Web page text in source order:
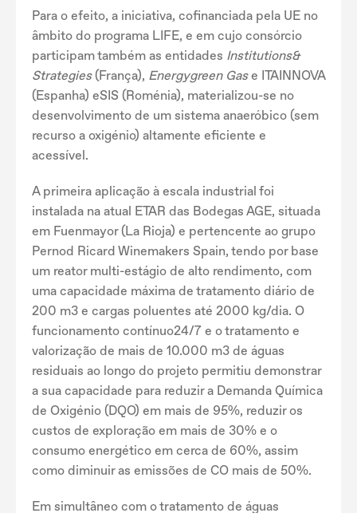
Para o efeito, a iniciativa, cofinanciada pela UE no
âmbito do programa LIFE, e em cujo consórcio
participam também as entidades Institutions&
Strategies(França), Energygreen Gase ITAINNOVA
(Espanha) eSIS (Roménia), materializou-se no
desenvolvimento de um sistema anaeróbico (sem
recurso a oxigénio) altamente eficiente e
acessível.
A primeira aplicação à escala industrial foi
instalada na atual ETAR das Bodegas AGE, situada
em Fuenmayor (La Rioja) e pertencente ao grupo
Pernod Ricard Winemakers Spain, tendo por base
um reator multi-estágio de alto rendimento, com
uma capacidade máxima de tratamento diário de
200 m3 e cargas poluentes até 2000 kg/dia. O
funcionamento contínuo24/7 e o tratamento e
valorização de mais de 10.000 m3 de águas
residuais ao longo do projeto permitiu demonstrar
a sua capacidade para reduzir a Demanda Química
de Oxigénio (DQO) em mais de 95%, reduzir os
custos de exploração em mais de 30% e o
consumo energético em cerca de 60%, assim
como diminuir as emissões de CO mais de 50%.
Em simultâneo com o tratamento de águas